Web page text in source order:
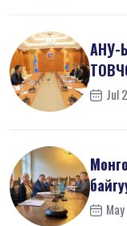
АНУ-
Jul